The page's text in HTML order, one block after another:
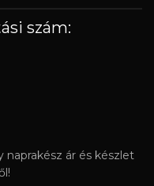
szám:
naprakész ár és készlet